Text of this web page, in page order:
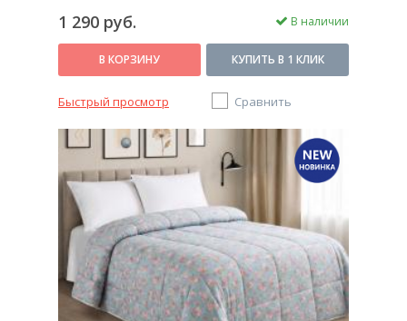
1 290 руб. В наличии
В КОРЗИНУ КУПИТЬ В 1 КЛИК
Быстрый просмотр Сравнить